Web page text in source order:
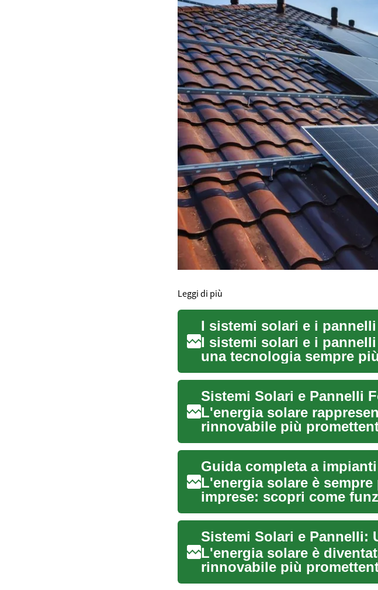
Leggi di più
I sistemi solari e i
una tecnologia sempre
energ...
L'energia solare
rinnovabile più
mondo. I...
Guida completa a
L'energia solare è
imprese: scopri come
pannelli f...
Sistemi Solari e Pannelli:
L'energia solare è
rinnovabile più
anni. ...